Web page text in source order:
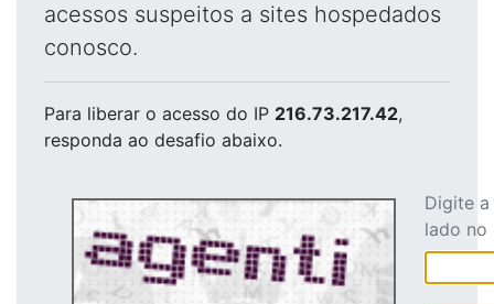
acessos suspeitos a sites hospedados
conosco.
Para liberar o acesso do IP 216.73.217.42,
responda ao desafio abaixo.
Digite
lado no